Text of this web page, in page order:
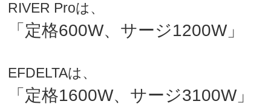
RIVER Proは、
「定格600W、サージ1200W」
EFDELTAは、
「定格1600W、サージ3100W」